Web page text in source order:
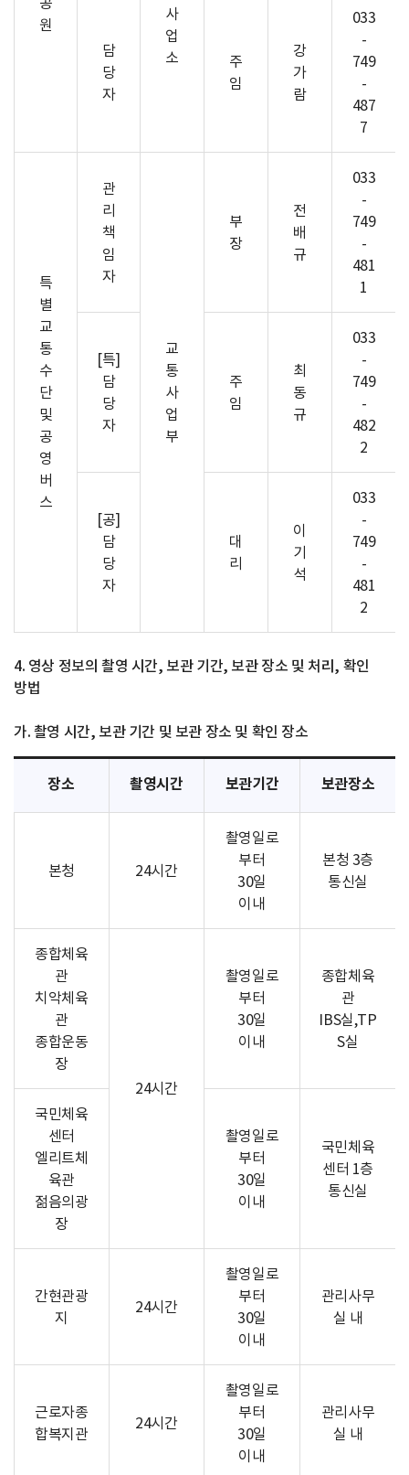
원
사
업
소
담
당
자
주
임
강
가
람
033
-
749
-
487
7
특
별
교
통
수
단
및
공
영
버
스
관
리
책
임
자
교
통
사
업
부
부
장
전
배
규
033
-
749
-
481
1
[특]
담
당
자
주
임
최
동
규
033
-
749
-
482
2
[공]
담
당
자
대
리
이
기
석
033
-
749
-
481
2
4. 영상 정보의 촬영 시간, 보관 기간, 보관 장소 및 처리, 확인
방법
가. 촬영 시간, 보관 기간 및 보관 장소 및 확인 장소
장소 촬영시간 보관기간 보관장소
본청 24시간
촬영일로
부터
30일
이내
본청 3층
통신실
종합체육
관
치악체육
관
종합운동
장
24시간
촬영일로
부터
30일
이내
종합체육
관
IBS실,TP
S실
국민체육
센터
엘리트체
육관
젊음의광
장
촬영일로
부터
30일
이내
국민체육
센터 1층
통신실
간현관광
지
24시간
촬영일로
부터
30일
이내
관리사무
실 내
근로자종
합복지관
24시간
촬영일로
부터
30일
이내
관리사무
실 내